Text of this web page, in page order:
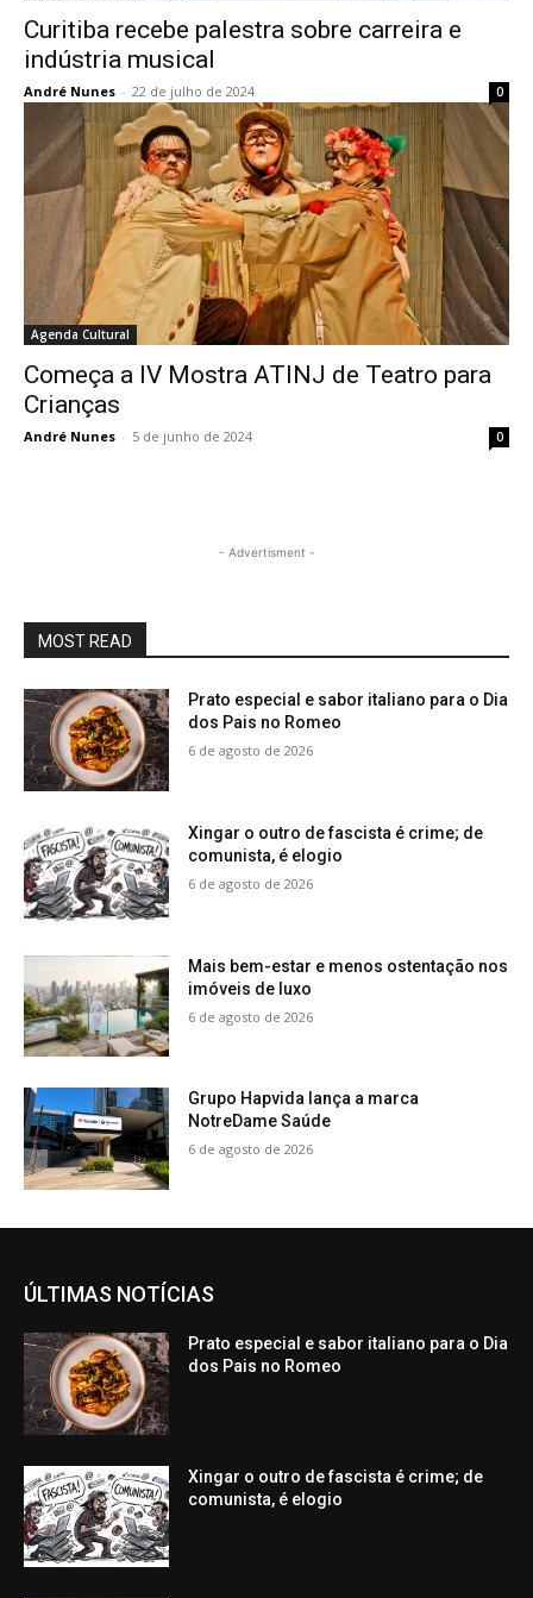
Curitiba recebe palestra sobre carreira e
indústria musical
André Nunes - 22 de julho de 2024 0
Agenda Cultural
Começa a IV Mostra ATINJ de Teatro para
Crianças
André Nunes - 5 de junho de 2024 0
- Advertisment -
MOST READ
Prato especial e sabor italiano para o Dia
dos Pais no Romeo
6 de agosto de 2026
Xingar o outro de fascista é crime; de
comunista, é elogio
6 de agosto de 2026
Mais bem-estar e menos ostentação nos
imóveis de luxo
6 de agosto de 2026
Grupo Hapvida lança a marca
NotreDame Saúde
6 de agosto de 2026
ÚLTIMAS NOTÍCIAS
Prato especial e sabor italiano para o Dia
dos Pais no Romeo
Xingar o outro de fascista é crime; de
comunista, é elogio